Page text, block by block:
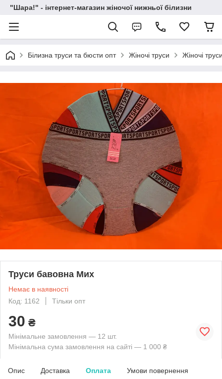
"Шара!" - інтернет-магазин жіночої нижньої білизни
Білизна труси та бюсти опт Жіночі труси Жіночі
Труси бавовна Мих
Немає в наявності
Код: 1162
Тільки опт
30 ₴
Мінімальне замовлення — 12 шт.
Мінімальна сума замовлення на сайті — 1 000 ₴
Опис Доставка Оплата Умови повернення